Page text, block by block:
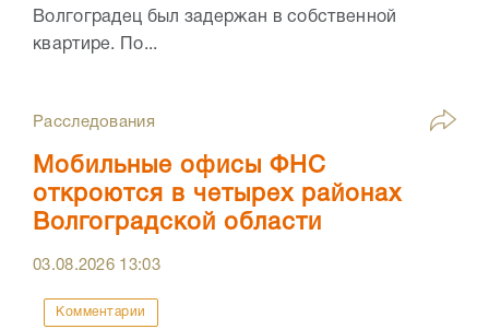
Волгоградец был задержан в собственной
квартире. По...
Расследования
Мобильные офисы ФНС
откроются в четырех районах
Волгоградской области
03.08.2026 13:03
Комментарии